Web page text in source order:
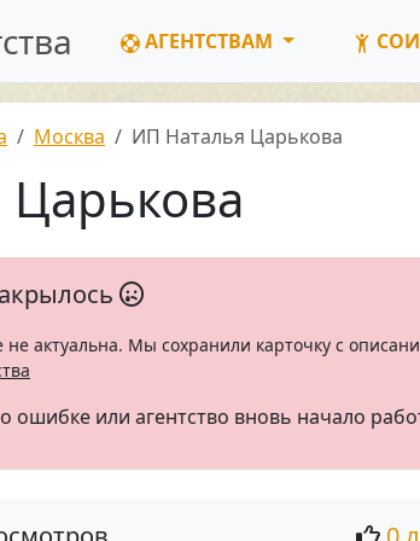
АГЕНТСТВАМ
Москва ИП Наталья Царькова
актуальна. Мы сохранили карточку с
ошибке или агентство вновь начало